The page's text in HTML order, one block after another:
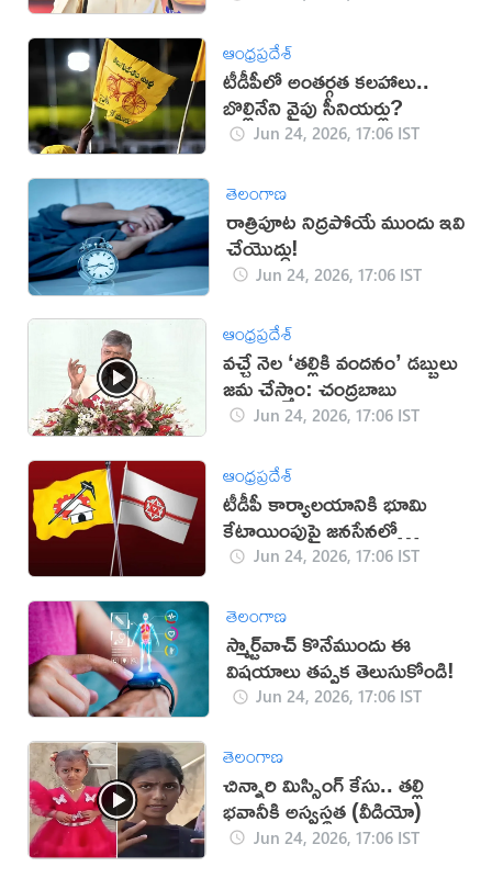
ఆంధ్రప్రదేశ్
టీడీపీలో అంతర్గత కలహాలు..
బొల్లినేని వైపు సీనియర్లు?
Jun 24, 2026, 17:06 IST
తెలంగాణ
రాత్రిపూట నిద్రపోయే ముందు ఇవి
చేయొద్దు!
Jun 24, 2026, 17:06 IST
ఆంధ్రప్రదేశ్
వచ్చే నెల ‘తల్లికి వందనం’ డబ్బులు
జమ చేస్తాం: చంద్రబాబు
Jun 24, 2026, 17:06 IST
ఆంధ్రప్రదేశ్
టీడీపీ కార్యాలయానికి భూమి
కేటాయింపుపై జనసేనలో
అసంతృప్తి!
Jun 24, 2026, 17:06 IST
తెలంగాణ
స్మార్ట్‌వాచ్ కొనేముందు ఈ
విషయాలు తప్పక తెలుసుకోండి!
Jun 24, 2026, 17:06 IST
తెలంగాణ
చిన్నారి మిస్సింగ్ కేసు.. తల్లి
భవానీకి అస్వస్థత (వీడియో)
Jun 24, 2026, 17:06 IST